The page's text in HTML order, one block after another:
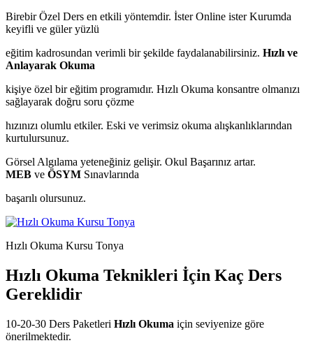
Birebir Özel Ders en etkili yöntemdir. İster Online ister Kurumda
keyifli ve güler yüzlü
eğitim kadrosundan verimli bir şekilde faydalanabilirsiniz. Hızlı ve
Anlayarak Okuma
kişiye özel bir eğitim programıdır. Hızlı Okuma konsantre olmanızı
sağlayarak doğru soru çözme
hızınızı olumlu etkiler. Eski ve verimsiz okuma alışkanlıklarından
kurtulursunuz.
Görsel Algılama yeteneğiniz gelişir. Okul Başarınız artar.
MEB ve ÖSYM Sınavlarında
başarılı olursunuz.
Hızlı Okuma Kursu Tonya
Hızlı Okuma Teknikleri İçin Kaç Ders
Gereklidir
10-20-30 Ders Paketleri Hızlı Okuma için seviyenize göre
önerilmektedir.